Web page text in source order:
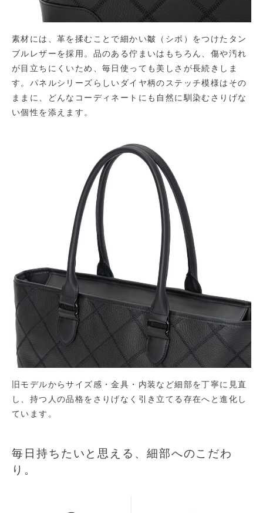
素材には、革を揉むことで細かい皺（シボ）をつけたタン
ブルレザーを採用。品のある佇まいはもちろん、傷や汚れ
が目立ちにくいため、毎日使っても美しさが長続きしま
す。パネルシリーズらしいダイヤ柄のステッチ模様はその
ままに、どんなコーディネートにも自然に馴染むさりげな
い個性を添えます。
旧モデルからサイズ感・金具・内装など細部を丁寧に見直
し、持つ人の品格をさりげなく引き立てる存在へと進化し
ています。
毎日持ちたいと思える、細部へのこだわ
り。